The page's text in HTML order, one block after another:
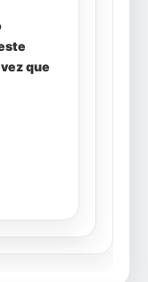
que